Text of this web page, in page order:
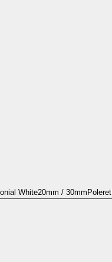
White20mm / 30mm Poleret